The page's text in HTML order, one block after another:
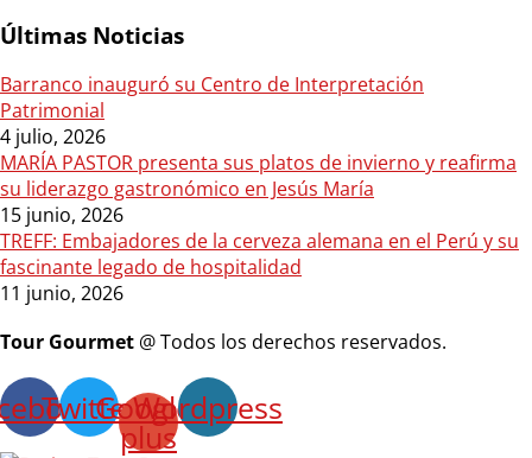
Últimas Noticias
Barranco inauguró su Centro de Interpretación
Patrimonial
4 julio, 2026
MARÍA PASTOR presenta sus platos de invierno y reafirma
su liderazgo gastronómico en Jesús María
15 junio, 2026
TREFF: Embajadores de la cerveza alemana en el Perú y su
fascinante legado de hospitalidad
11 junio, 2026
Tour Gourmet @ Todos los derechos reservados.
TwitterGoogle-
plus
Wordpress